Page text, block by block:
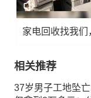
家电回收找我
相关推荐
37岁男子工地坠